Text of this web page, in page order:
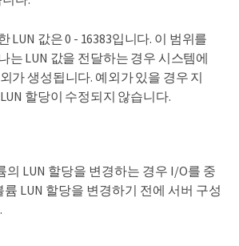
LUN 값은 0 - 16383입니다. 이 범위를
는 LUN 값을 전달하는 경우 시스템에
가 생성됩니다. 예외가 있을 경우 지
할당이 수정되지 않습니다.
의 LUN 할당을 변경하는 경우 I/O를 중
LUN 할당을 변경하기 전에 서버 구성